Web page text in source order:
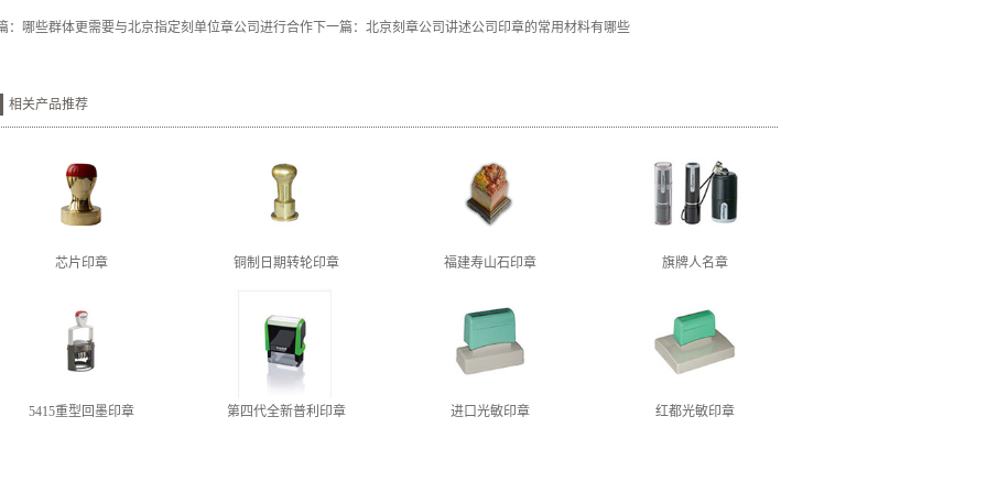
： 哪些群体更需要与北京指定刻单位章公司进行合作下一篇：北京刻章公司讲述公司印章的常用材料有哪些
相关产品推荐
芯片印章 铜制日期转轮印章 福建寿山石印章 旗牌人名章
5415重型回墨印章 第四代全新普利印章 进口光敏印章 红都光敏印章